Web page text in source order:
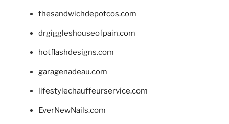
thesandwichdepotcos.com
drgiggleshouseofpain.com
hotflashdesigns.com
garagenadeau.com
lifestylechauffeurservice.com
EverNewNails.com